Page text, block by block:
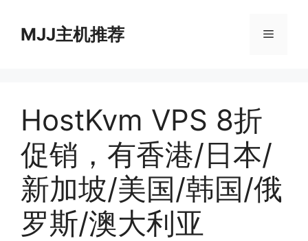
MJJ主机推荐 菜
HostKvm VPS 8折
促销，有香港/日本/
新加坡/美国/韩国/俄
罗斯/澳大利亚